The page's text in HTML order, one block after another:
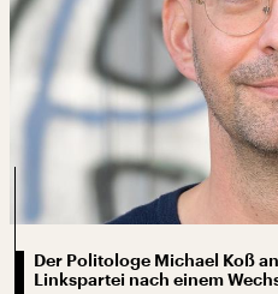
Der Politologe Michael Koß
Linkspartei nach einem